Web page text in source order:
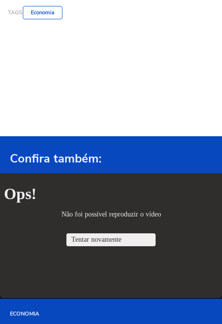
TAGS Economia
Confira também:
ECONOMIA